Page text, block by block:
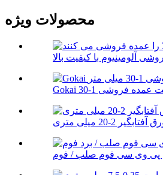
محصولات ویژه